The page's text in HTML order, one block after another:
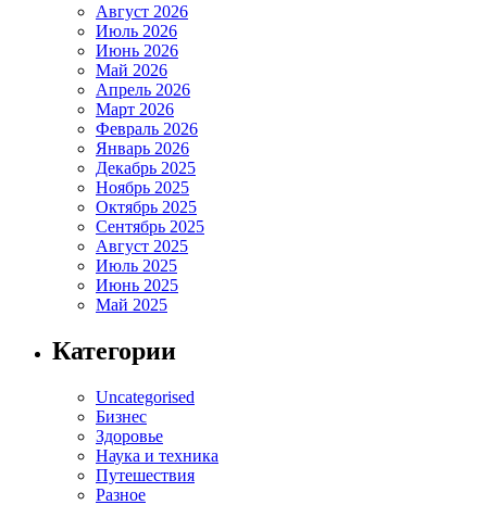
Август 2026
Июль 2026
Июнь 2026
Май 2026
Апрель 2026
Март 2026
Февраль 2026
Январь 2026
Декабрь 2025
Ноябрь 2025
Октябрь 2025
Сентябрь 2025
Август 2025
Июль 2025
Июнь 2025
Май 2025
Категории
Uncategorised
Бизнес
Здоровье
Наука и техника
Путешествия
Разное